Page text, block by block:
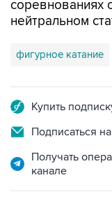
соревнованиях
нейтральном
фигурное катание
Купить
Подписаться
Получать
канале